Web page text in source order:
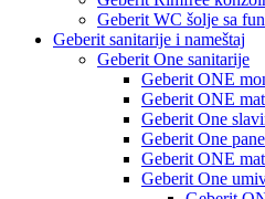
Geberit WC šolje sa
Geberit sanitarije i nameštaj
Geberit One sanitarije
Geberit ONE
Geberit ONE
Geberit One
Geberit One
Geberit ONE
Geberit One